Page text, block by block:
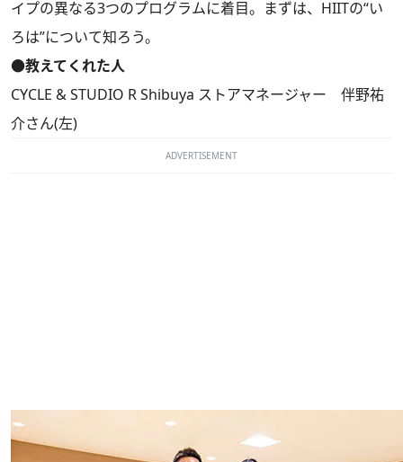
イプの異なる3つのプログラムに着目。まずは、HIITの“い
ろは”について知ろう。
●教えてくれた人
CYCLE & STUDIO R Shibuya ストアマネージャー 伴野祐
介さん(左)
ADVERTISEMENT